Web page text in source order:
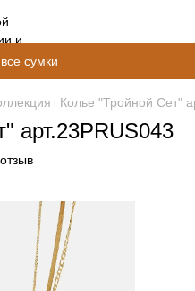
сумки
Колье "Тройной Сет"
арт.23PRUS043